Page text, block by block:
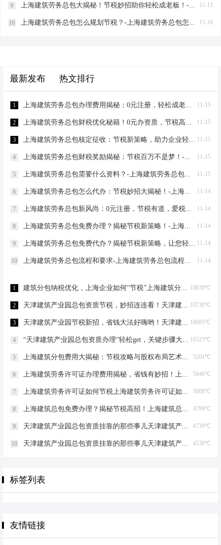
11-11
9 上海建筑劳务总包大揭秘！节税妙招助你轻松成老板！-上海建筑劳务总包有什么要求
11-10
10 上海建筑劳务总包怎么规划节税？-上海建筑劳务总包怎么规划节税
最新发布 热文排行
11-15
1 上海建筑劳务总包办理费用揭秘：0元注册，轻松成老板！-上海建筑劳务总包办理费用
11-15
2 上海建筑劳务总包财税优化秘籍！0元办资质，节税高达80%-上海建筑劳务总包财税优化
11-15
3 上海建筑劳务总包核定征收：节税新策略，助力企业轻装上阵！-上海建筑劳务总包核定征收
11-15
4 上海建筑劳务总包财税奖励揭秘：节税百万不是梦！-上海建筑劳务总包财税奖励
11-15
5 上海建筑劳务总包需要什么资料？-上海建筑劳务总包需要什么资料
11-14
6 上海建筑劳务总包怎么代办：节税妙招大揭秘！-上海建筑劳务总包怎么代办
11-14
7 上海建筑劳务总包新风尚：0元注册，节税有道，爱税宝助力企业轻装上阵！-上海建筑劳务总包需要到场吗？
11-14
8 上海建筑劳务总包免费办理？揭秘节税新策略！-上海建筑劳务总包免费办理吗？
11-14
9 上海建筑劳务总包免费代办？揭秘节税新策略，让您轻松成老板！-上海建筑劳务总包免费代办吗？
11-14
10 上海建筑劳务总包流程和要求-上海建筑劳务总包流程和要求
10839℃
1 建筑分包纳税优化，上海企业如何“节税”上海建筑分包纳税优化
10730℃
2 天津建筑产业园总包资质节税，妙招连连看！天津建筑产业园总包资质节税优化
10685℃
3 天津建筑产业园节税新招，省钱大法好嗨哟！天津建筑产业园总包资质节税优化
10523℃
4 “天津建筑产业园总包资质办理”轻松get，关键步骤大揭秘！天津建筑产业园总包资质办理
5201℃
5 上海建筑分包费用大揭秘：节税攻略与股权布局艺术上海建筑分包有什么费用
5046℃
6 上海建筑劳务许可证办理费用揭秘，省钱有妙招！上海建筑劳务许可证办理费用是多少
5000℃
7 上海建筑劳务许可证如何节税上海建筑劳务许可证如何节税
4799℃
8 上海建筑总包免费办理？揭秘节税高招！上海建筑总包免费办理吗？
4739℃
9 天津建筑产业园总包资质挂靠的那些事儿天津建筑产业园总包资质挂靠
4530℃
10 天津建筑产业园总包资质挂靠的那些事儿天津建筑产业园总包资质挂靠
标签列表
友情链接